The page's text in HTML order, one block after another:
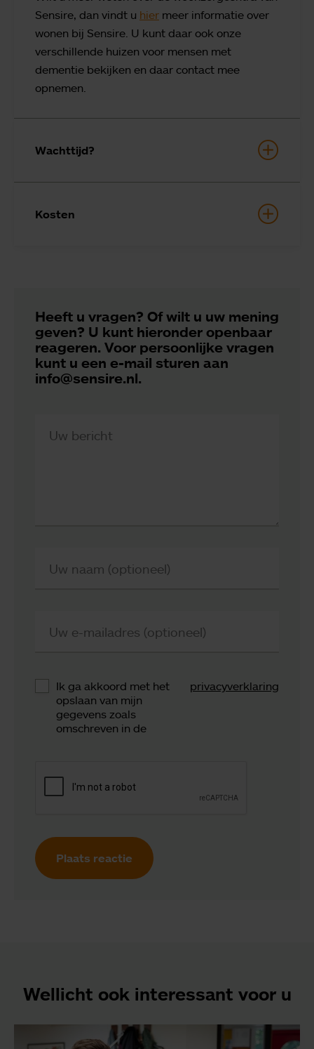
Sensire, dan vindt u hier meer informatie over
wonen bij Sensire. U kunt daar ook onze
verschillende huizen voor mensen met
dementie bekijken en daar contact mee
opnemen.
Wachttijd?
Kosten
Heeft u vragen? Of wilt u uw mening
geven? U kunt hieronder openbaar
reageren. Voor persoonlijke vragen
kunt u een e-mail sturen aan
info@sensire.nl.
Uw bericht
Uw naam (optioneel)
Uw e-mailadres (optioneel)
Ik ga akkoord met het
opslaan van mijn
gegevens zoals
omschreven in de
privacyverklaring
Plaats reactie
Wellicht ook interessant voor u